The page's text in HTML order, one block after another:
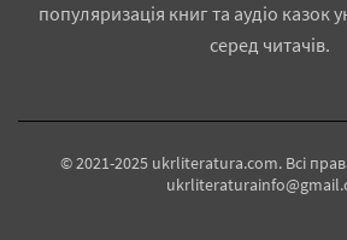
популяризація книг та аудіо казок
серед читачів.
© 2021-2025 ukrliteratura.com. Всі